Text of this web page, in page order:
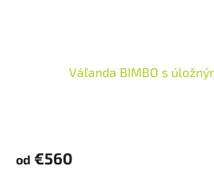
Váľanda BIMBO s
od €560